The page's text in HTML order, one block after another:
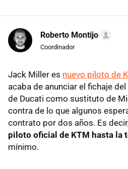
Roberto Montijo
Coordinador
Jack Miller es nuevo piloto de
acaba de anunciar el fichaje
de Ducati como sustituto de
contra de lo que algunos
contrato por dos años. Es
piloto oficial de KTM hasta la
mínimo.